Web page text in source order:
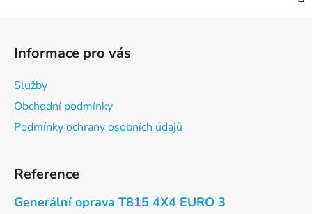
Informace pro vás
Služby
Obchodní podmínky
Podmínky ochrany osobních údajů
Reference
Generální oprava T815 4X4 EURO 3